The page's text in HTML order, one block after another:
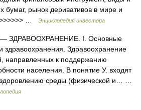
бумаг, рынок деривативов в мире и
…
Энциклопедия инвестора
— ЗДРАВООХРАНЕНИЕ. I. Основные
здравоохранения. Здравоохранение
направленных к поддержанию
населения. В понятие У. входят
среды (физической и… …